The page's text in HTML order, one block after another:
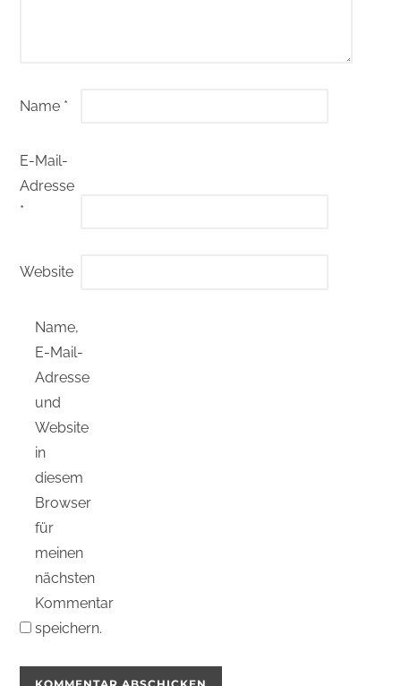
Name *
E-Mail-
Adresse
*
Website
Name,
E-Mail-
Adresse
und
Website
in
diesem
Browser
für
meinen
nächsten
Kommentar
speichern.